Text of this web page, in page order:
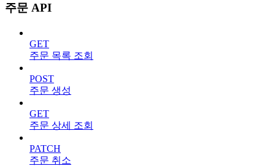
주문 API
GET
주문 목록 조회
POST
주문 생성
GET
주문 상세 조회
PATCH
주문 취소